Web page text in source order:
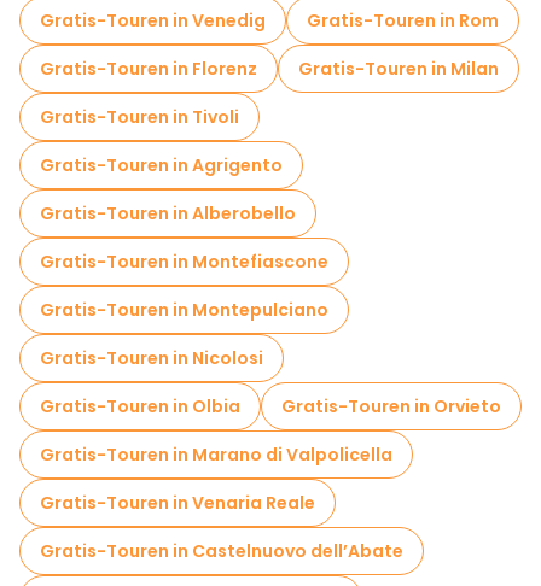
Eintrittskarten in Neapel
Skip-the-line-Tickets in Neapel
Kreuzfahrten in Neapel
Kostenlose Altstadtbesichtigung in Neapel
Führungen für kleine Gruppen in Neapel
Markttouren in Neapel
Lokale Verkostungstouren in Neapel
Kostenlose Tagesausflüge in Neapel
Kostenlose Nachtwanderungen in Neapel
Fahrradtouren in Neapel
Food-Touren in Neapel
Gratis-Touren in Venedig
Gratis-Touren in Rom
Gratis-Touren in Florenz
Gratis-Touren in Milan
Gratis-Touren in Tivoli
Gratis-Touren in Agrigento
Gratis-Touren in Alberobello
Gratis-Touren in Montefiascone
Gratis-Touren in Montepulciano
Gratis-Touren in Nicolosi
Gratis-Touren in Olbia
Gratis-Touren in Orvieto
Gratis-Touren in Marano di Valpolicella
Gratis-Touren in Venaria Reale
Gratis-Touren in Castelnuovo dell’Abate